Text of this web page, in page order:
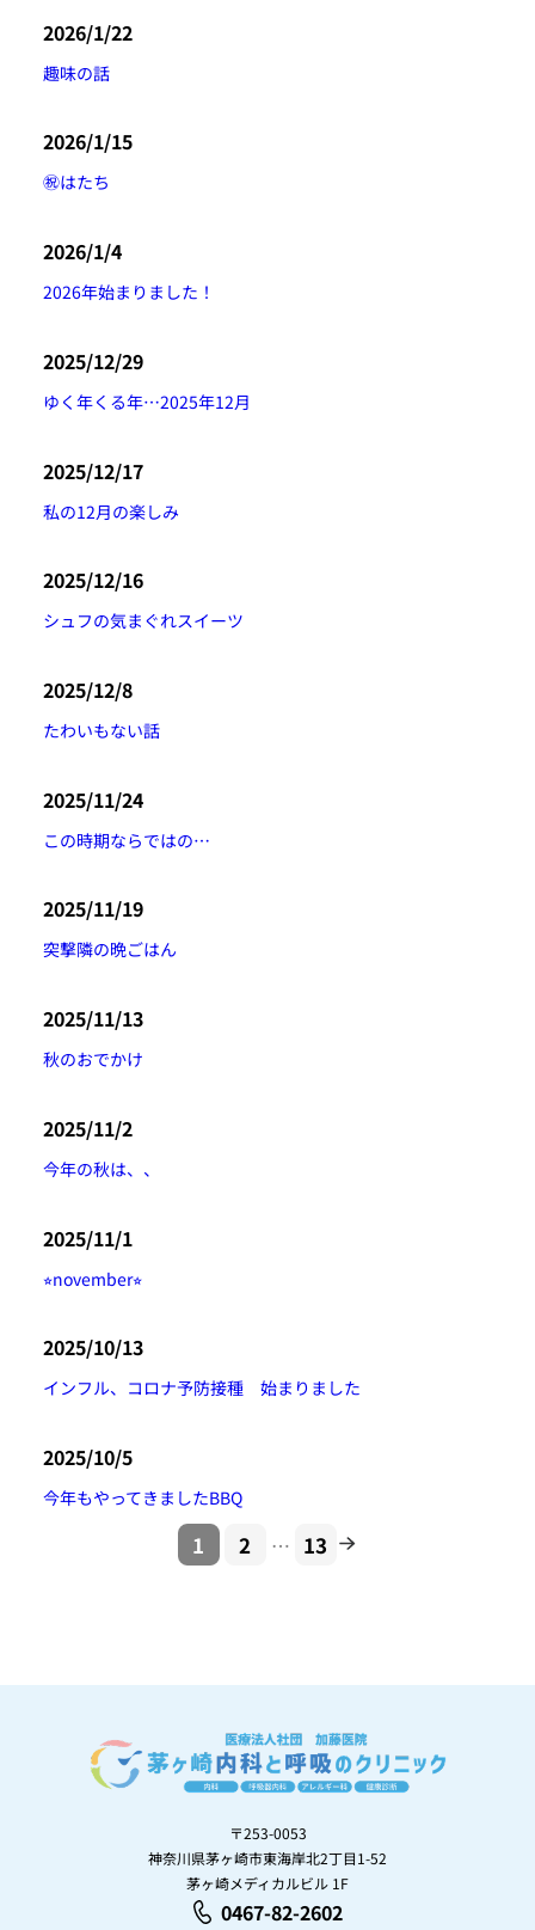
2026/1/22
趣味の話
2026/1/15
㊗️はたち
2026/1/4
2026年始まりました！
2025/12/29
ゆく年くる年…2025年12月
2025/12/17
私の12月の楽しみ
2025/12/16
シュフの気まぐれスイーツ
2025/12/8
たわいもない話
2025/11/24
この時期ならではの…
2025/11/19
突撃隣の晩ごはん
2025/11/13
秋のおでかけ
2025/11/2
今年の秋は、、
2025/11/1
⭐︎november⭐︎
2025/10/13
インフル、コロナ予防接種 始まりました
2025/10/5
今年もやってきましたBBQ
1 2 … 13
〒253-0053
神奈川県茅ヶ崎市東海岸北2丁目1-52
茅ヶ崎メディカルビル 1F
0467-82-2602